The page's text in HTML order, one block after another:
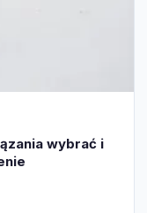
wybrać i